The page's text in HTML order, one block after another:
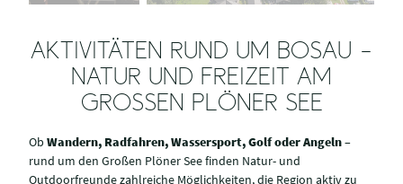
AKTIVITÄTEN RUND UM BOSAU –
NATUR UND FREIZEIT AM
GROSSEN PLÖNER SEE
Ob Wandern, Radfahren, Wassersport, Golf oder Angeln–
rund um den Großen Plöner See finden Natur- und
Outdoorfreunde zahlreiche Möglichkeiten, die Region aktiv zu